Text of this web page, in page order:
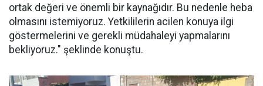
ortak değeri ve önemli bir kaynağıdır. Bu nedenle heba
olmasını istemiyoruz. Yetkililerin acilen konuya ilgi
göstermelerini ve gerekli müdahaleyi yapmalarını
bekliyoruz." şeklinde konuştu.